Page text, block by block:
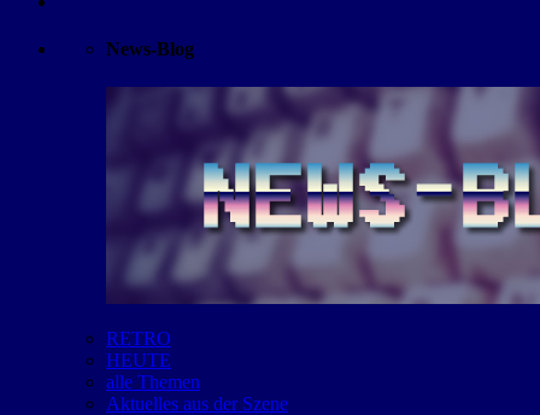
News-Blog
RETRO
HEUTE
alle Themen
Aktuelles aus der Szene